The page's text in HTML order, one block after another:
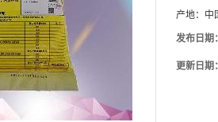
产地： 中
发布日期
更新日期